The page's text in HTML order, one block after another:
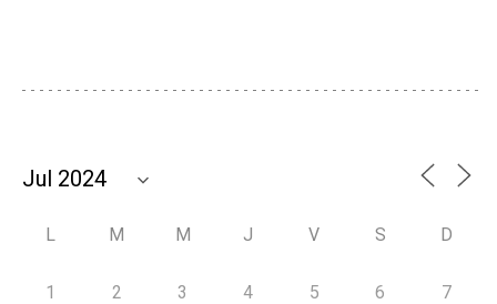
L M M J V S D
1 2 3 4 5 6 7